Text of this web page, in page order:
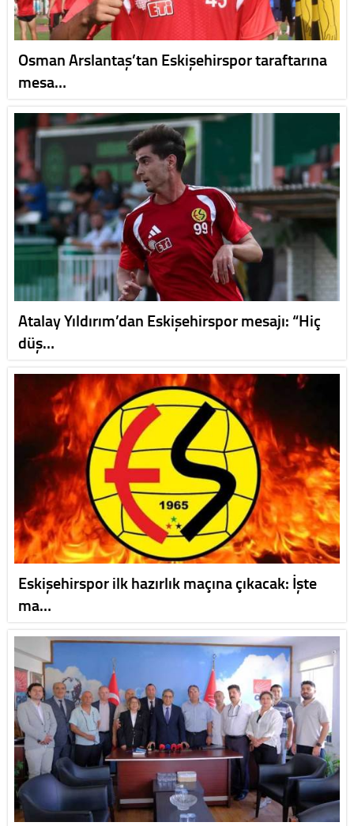
Osman Arslantaş’tan Eskişehirspor taraftarına
mesa…
Atalay Yıldırım’dan Eskişehirspor mesajı: “Hiç
düş…
Eskişehirspor ilk hazırlık maçına çıkacak: İşte
ma…